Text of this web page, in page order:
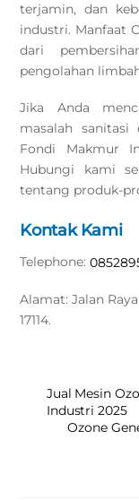
terjamin, dan
industri. Manfaat
dari
pengolahan
Jika Anda
masalah sanitasi
Fondi Makmur
Hubungi kami
tentang produk-
Kontak Kami
Telephone:
Alamat: Jalan
17114.
Jual Mesin
Industri 2025
Ozone